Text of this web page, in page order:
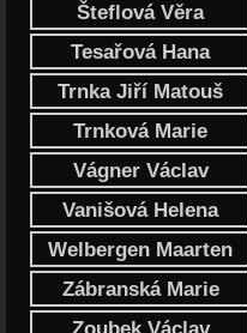
Šteflová Věra
Tesařová Hana
Trnka Jiří Matouš
Trnková Marie
Vágner Václav
Vanišová Helena
Welbergen Maarten
Zábranská Marie